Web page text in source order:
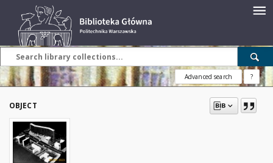
Advanced search ?
OBJECT